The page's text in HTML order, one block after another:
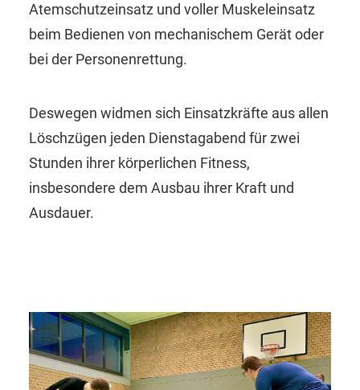
Atemschutzeinsatz und voller Muskeleinsatz
beim Bedienen von mechanischem Gerät oder
bei der Personenrettung.
Deswegen widmen sich Einsatzkräfte aus allen
Löschzügen jeden Dienstagabend für zwei
Stunden ihrer körperlichen Fitness,
insbesondere dem Ausbau ihrer Kraft und
Ausdauer.